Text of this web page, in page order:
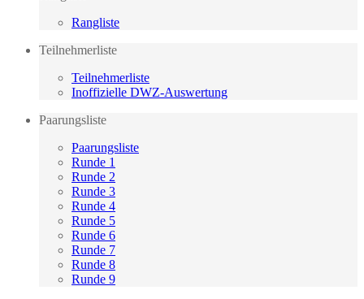
Rangliste
Teilnehmerliste
Teilnehmerliste
Inoffizielle DWZ-Auswertung
Paarungsliste
Paarungsliste
Runde 1
Runde 2
Runde 3
Runde 4
Runde 5
Runde 6
Runde 7
Runde 8
Runde 9